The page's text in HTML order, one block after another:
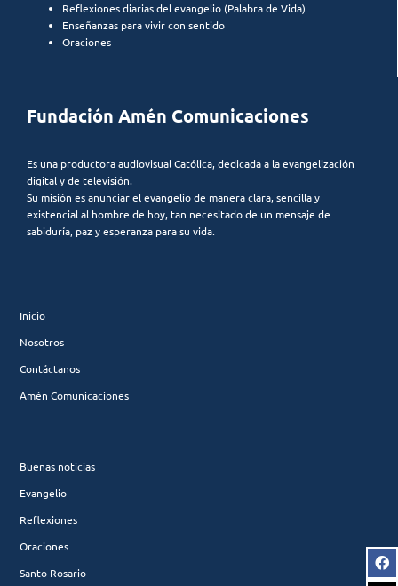
Reflexiones diarias del evangelio (Palabra de Vida)
Enseñanzas para vivir con sentido
Oraciones
Fundación Amén Comunicaciones
Es una productora audiovisual Católica, dedicada a la evangelización
digital y de televisión.
Su misión es anunciar el evangelio de manera clara, sencilla y
existencial al hombre de hoy, tan necesitado de un mensaje de
sabiduría, paz y esperanza para su vida.
Inicio
Nosotros
Contáctanos
Amén Comunicaciones
Buenas noticias
Evangelio
Reflexiones
Oraciones
Santo Rosario